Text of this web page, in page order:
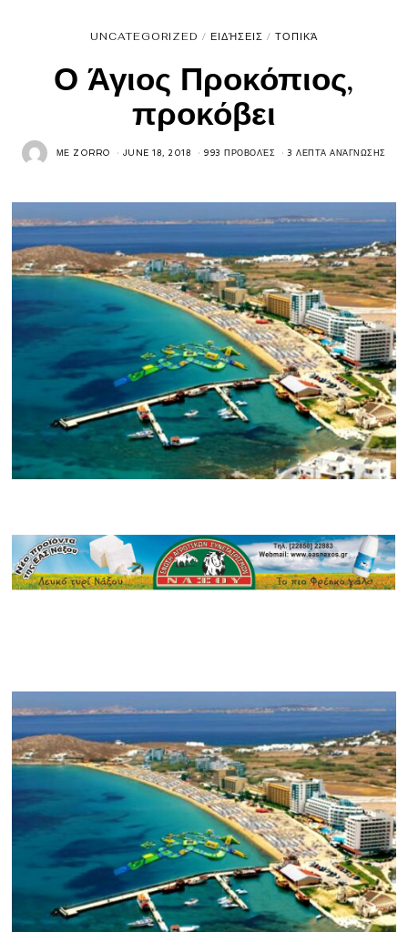
UNCATEGORIZED / ΕΙΔΉΣΕΙΣ / ΤΟΠΙΚΆ
Ο Άγιος Προκόπιος,
προκόβει
ΜΕ ZORRO JUNE 18, 2018 993 ΠΡΟΒΟΛΈΣ 3 ΛΕΠΤΆ ΑΝΆΓΝΩΣΗΣ